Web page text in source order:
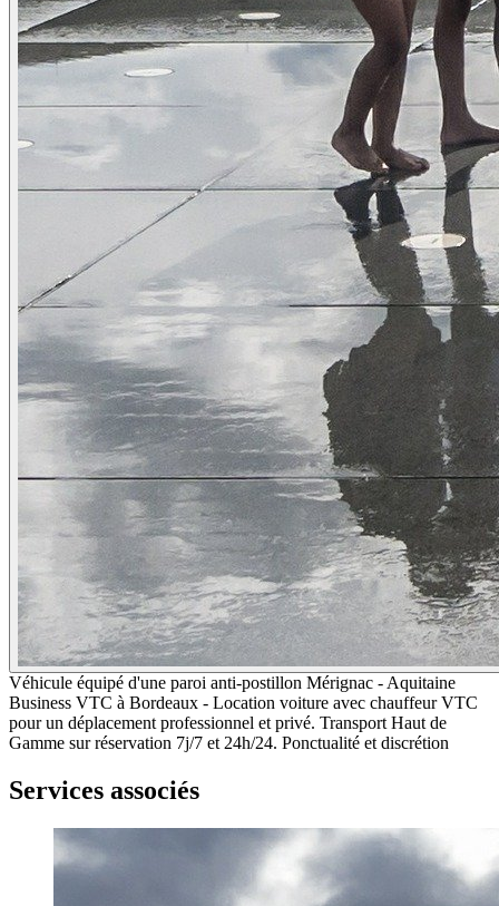
Véhicule équipé d'une paroi anti-postillon Mérignac - Aquitaine
Business VTC à Bordeaux - Location voiture avec chauffeur VTC
pour un déplacement professionnel et privé. Transport Haut de
Gamme sur réservation 7j/7 et 24h/24. Ponctualité et discrétion
Services associés